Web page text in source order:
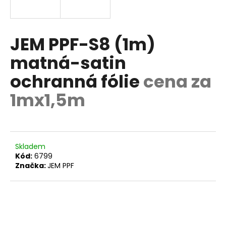
JEM PPF-S8 (1m)
matná-satin
ochranná fóliecena za
1mx1,5m
Skladem
Kód: 6799
Značka:JEM PPF
t
?
D
o
p